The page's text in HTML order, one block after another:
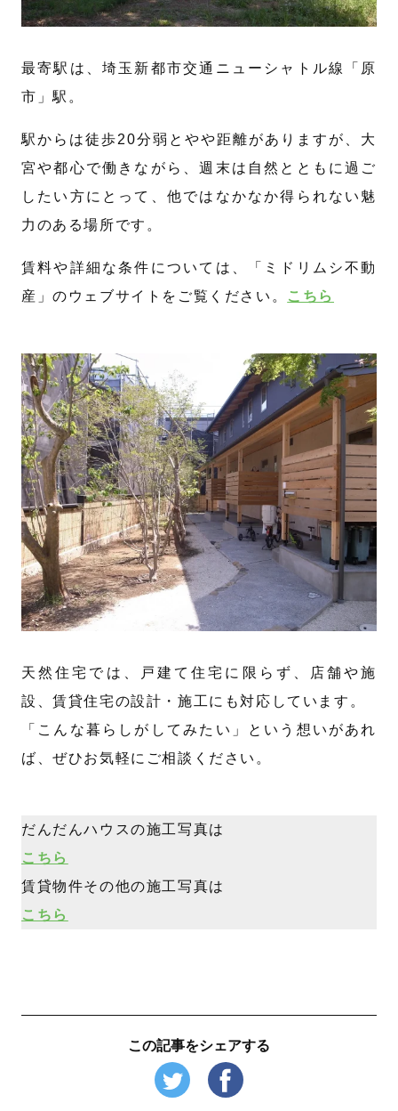
最寄駅は、埼玉新都市交通ニューシャトル線「原
市」駅。
駅からは徒歩20分弱とやや距離がありますが、大
宮や都心で働きながら、週末は自然とともに過ご
したい方にとって、他ではなかなか得られない魅
力のある場所です。
賃料や詳細な条件については、「ミドリムシ不動
産」のウェブサイトをご覧ください。
こちら
天然住宅では、戸建て住宅に限らず、店舗や施
設、賃貸住宅の設計・施工にも対応しています。
「こんな暮らしがしてみたい」という想いがあれ
ば、ぜひお気軽にご相談ください。
だんだんハウスの施工写真は
こちら
賃貸物件その他の施工写真は
こちら
この記事をシェアする